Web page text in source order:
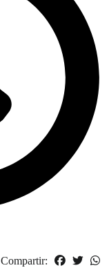
Compartir: